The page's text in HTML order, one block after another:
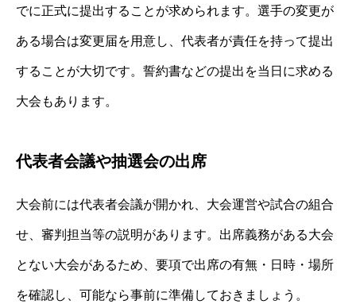
でに正式に提出することが求められます。選手の変更が
ある場合は変更届を用意し、代表者が責任を持って提出
することが大切です。誓約書などの提出を当日に求める
大会もあります。
代表者会議や抽選会の出席
大会前には代表者会議が開かれ、大会運営や試合の組合
せ、審判担当等の説明があります。出席義務がある大会
とない大会があるため、要項で出席の有無・日時・場所
を確認し、可能なら事前に準備しておきましょう。